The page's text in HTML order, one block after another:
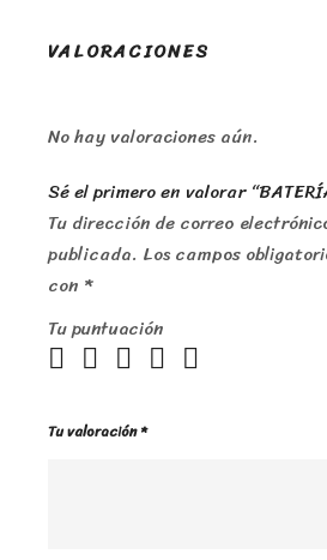
VALORACIONES
No hay valoraciones aún.
Sé el primero en valorar
Tu dirección de correo
publicada. Los campos
con *
Tu puntuación
Tu valoración*